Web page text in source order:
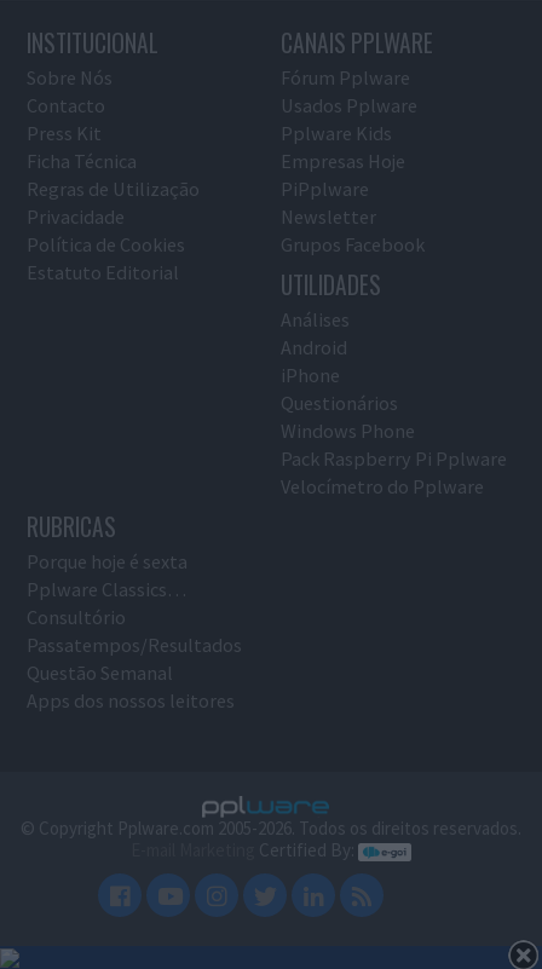
INSTITUCIONAL
Sobre Nós
Contacto
Press Kit
Ficha Técnica
Regras de Utilização
Privacidade
Política de Cookies
Estatuto Editorial
CANAIS PPLWARE
Fórum Pplware
Usados Pplware
Pplware Kids
Empresas Hoje
PiPplware
Newsletter
Grupos Facebook
UTILIDADES
Análises
Android
iPhone
Questionários
Windows Phone
Pack Raspberry Pi Pplware
Velocímetro do Pplware
RUBRICAS
Porque hoje é sexta
Pplware Classics…
Consultório
Passatempos/Resultados
Questão Semanal
Apps dos nossos leitores
© Copyright Pplware.com 2005-2026. Todos os direitos reservados.
Certified By: